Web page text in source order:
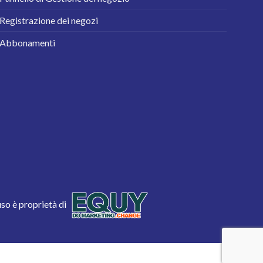
Registrazione dei negozi
Abbonamenti
è proprietà di